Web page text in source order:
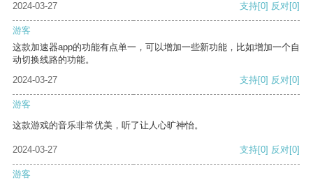
2024-03-27 支持[0] 反对[0]
游客
这款加速器app的功能有点单一，可以增加一些新功能，比如增加一个自
动切换线路的功能。
2024-03-27
支持[0] 反对[0]
游客
这款游戏的音乐非常优美，听了让人心旷神怡。
2024-03-27 支持[0] 反对[0]
游客